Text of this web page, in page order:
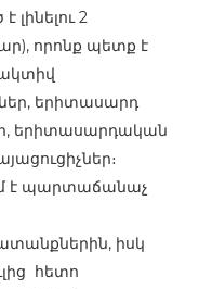
լինելու2
), որոնք պետք է
երիտասարդ
երիտասարդական
է պարտաճանաչ
իսկ
հետո